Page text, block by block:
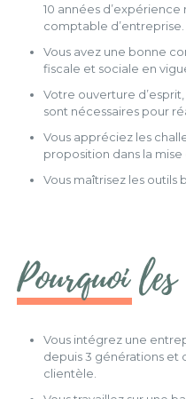
10 années
comptable d’entreprise.
Vous avez une bonne
fiscale et sociale en
Votre ouverture
sont nécessaires pour
Vous appréciez les
proposition dans la
Vous maîtrisez les outils
Pourquoi
Vous intégrez une
depuis 3 générations et
clientèle.